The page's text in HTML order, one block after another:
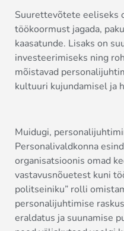
Suurettevõtete eeliseks
töökoormust jagada,
kaasatunde. Lisaks on
investeerimiseks ning
mõistavad
kultuuri kujundamisel ja
Muidugi,
Personalivaldkonna
organisatsioonis omad
vastavusnõuetest kuni
politseiniku” rolli
personalijuhtimise
eraldatus ja suunamise